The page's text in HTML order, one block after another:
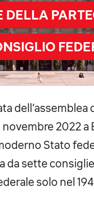
DELLA
dell’assemblea
novembre 2022 a
Stato
da sette
solo nel